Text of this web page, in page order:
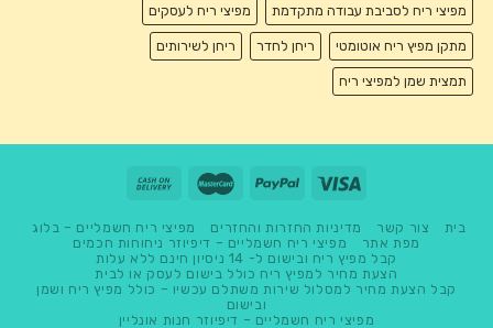
מפיצי ריח לסביבת עבודה מתקדמת מפיצי ריח לעסקים
מתקן מפיץ ריח אוטומטי ריחן לחדר ריחן לשירותים
תמצית שמן למפיצי ריח
בית צור קשר מדיניות החזרות והחזרים
מפיצי ריח חשמליים – בלוג
מפת אתר
מפיצי ריח חשמליים – דיפיוזר ניחוחות חכמים
קבל מפיץ ריח ובישום ל- 14 ניסיון חינם ללא עלות
הצעת מחיר למפיץ ריח כולל בישום לעסק או לבית
קבל הצעת מחיר למסלול שירות משתלם עכשיו – כולל מפיץ ריח ושמן
ובישום
מפיצי ריח חשמליים – דיפיוזר חנות אונליין